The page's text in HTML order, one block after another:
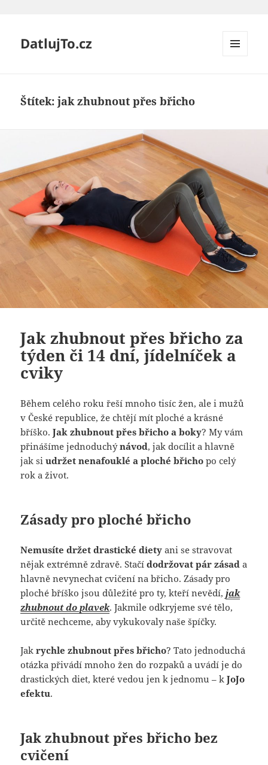
DatlujTo.cz
Štítek:jak zhubnout přes břicho
Jak zhubnout přes břicho za
týden či 14 dní, jídelníček a
cviky
Během celého roku řeší mnoho tisíc žen, ale i mužů
v České republice, že chtějí mít ploché a krásné
bříško.Jak zhubnout přes břicho a boky? My vám
přinášíme jednoduchýnávod, jak docílit a hlavně
jak siudržet nenafouklé a ploché břicho po celý
rok a život.
Zásady pro ploché břicho
Nemusíte držet drastické diety ani se stravovat
nějak extrémně zdravě. Stačídodržovat pár zásad a
hlavně nevynechat cvičení na břicho. Zásady pro
ploché bříško jsou důležité pro ty, kteří nevědí,jak
zhubnout do plavek. Jakmile odkryjeme své tělo,
určitě nechceme, aby vykukovaly naše špíčky.
Jakrychle zhubnout přes břicho? Tato jednoduchá
otázka přivádí mnoho žen do rozpaků a uvádí je do
drastických diet, které vedou jen k jednomu – kJoJo
efektu.
Jak zhubnout přes břicho bez
cvičení